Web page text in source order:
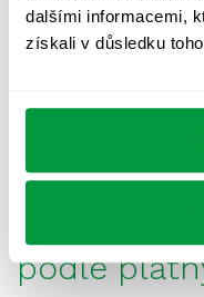
dalšími informacemi,
získali v důsledku
Výpočet
podle